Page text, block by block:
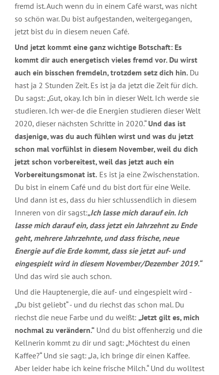
fremd ist. Auch wenn du in einem Café warst, was nicht
so schön war. Du bist aufgestanden, weitergegangen,
jetzt bist du in diesem neuen Café.
Und jetzt kommt eine ganz wichtige Botschaft: Es
kommt dir auch energetisch vieles fremd vor. Du wirst
auch ein bisschen fremdeln, trotzdem setz dich hin. Du
hast ja 2 Stunden Zeit. Es ist ja da jetzt die Zeit für dich.
Du sagst: „Gut, okay. Ich bin in dieser Welt. Ich werde sie
studieren. Ich wer-de die Energien studieren dieser Welt
2020, dieser nächsten Schritte in 2020.“ Und das ist
dasjenige, was du auch fühlen wirst und was du jetzt
schon mal vorfühlst in diesem November, weil du dich
jetzt schon vorbereitest, weil das jetzt auch ein
Vorbereitungsmonat ist. Es ist ja eine Zwischenstation.
Du bist in einem Café und du bist dort für eine Weile.
Und dann ist es, dass du hier schlussendlich in diesem
Inneren von dir sagst:„Ich lasse mich darauf ein. Ich
lasse mich darauf ein, dass jetzt ein Jahrzehnt zu Ende
geht, mehrere Jahrzehnte, und dass frische, neue
Energie auf die Erde kommt, dass sie jetzt auf- und
eingespielt wird in diesem November/Dezember 2019.“
Und das wird sie auch schon.
Und die Hauptenergie, die auf- und eingespielt wird -
„Du bist geliebt“ - und du riechst das schon mal. Du
riechst die neue Farbe und du weißt: „Jetzt gilt es, mich
nochmal zu verändern.“ Und du bist offenherzig und die
Kellnerin kommt zu dir und sagt: „Möchtest du einen
Kaffee?“ Und sie sagt: „Ja, ich bringe dir einen Kaffee.
Aber leider habe ich keine frische Milch.“ Und du wolltest